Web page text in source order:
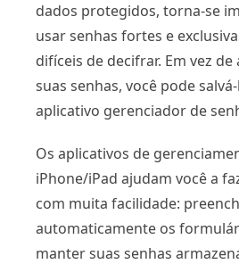
dados protegidos, torna-se
usar senhas fortes e
difíceis de decifrar. Em vez
suas senhas, você pode
aplicativo gerenciador de
Os aplicativos de
iPhone/iPad ajudam você a
com muita facilidade:
automaticamente os
manter suas senhas